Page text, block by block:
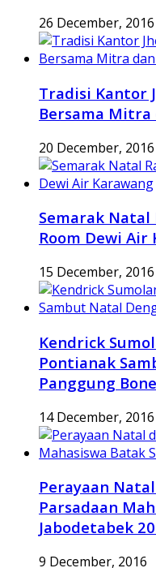
26 December, 2016
Tradisi Kantor
Bersama
20 December, 2016
Semarak Natal
Room Dewi Air
15 December, 2016
Kendrick
Pontianak
Panggung
14 December, 2016
Perayaan
Parsadaan
Jabodetabek
9 December, 2016